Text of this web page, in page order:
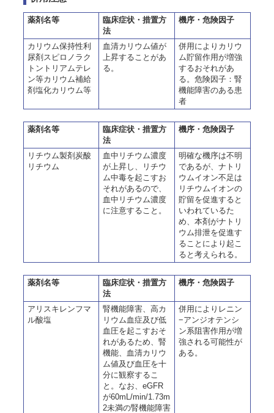
薬剤名等
臨床症状・措置方
法
機序・危険因子
カリウム保持性利
尿剤スピロノラク
トントリアムテレ
ン等カリウム補給
剤塩化カリウム等
血清カリウム値が
上昇することがあ
る。
併用によりカリウ
ム貯留作用が増強
するおそれがあ
る。危険因子：腎
機能障害のある患
者
薬剤名等
臨床症状・措置方
法
機序・危険因子
リチウム製剤炭酸
リチウム
血中リチウム濃度
が上昇し、リチウ
ム中毒を起こすお
それがあるので、
血中リチウム濃度
に注意すること。
明確な機序は不明
であるが、ナトリ
ウムイオン不足は
リチウムイオンの
貯留を促進すると
いわれているた
め、本剤がナトリ
ウム排泄を促進す
ることにより起こ
ると考えられる。
薬剤名等
臨床症状・措置方
法
機序・危険因子
アリスキレンフマ
ル酸塩
腎機能障害、高カ
リウム血症及び低
血圧を起こすおそ
れがあるため、腎
機能、血清カリウ
ム値及び血圧を十
分に観察するこ
と。なお、eGFR
が60mL/min/1.73m
2未満の腎機能障害
併用によりレニン
−アンジオテンシ
ン系阻害作用が増
強される可能性が
ある。